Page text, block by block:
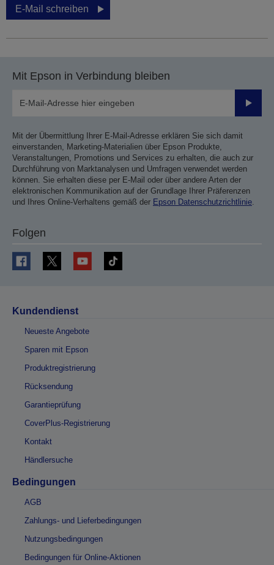
E-Mail schreiben
Mit Epson in Verbindung bleiben
Mit der Übermittlung Ihrer E-Mail-Adresse erklären Sie sich damit
einverstanden, Marketing-Materialien über Epson Produkte,
Veranstaltungen, Promotions und Services zu erhalten, die auch zur
Durchführung von Marktanalysen und Umfragen verwendet werden
können. Sie erhalten diese per E-Mail oder über andere Arten der
elektronischen Kommunikation auf der Grundlage Ihrer Präferenzen
und Ihres Online-Verhaltens gemäß der Epson Datenschutzrichtlinie.
Folgen
Kundendienst
Neueste Angebote
Sparen mit Epson
Produktregistrierung
Rücksendung
Garantieprüfung
CoverPlus-Registrierung
Kontakt
Händlersuche
Bedingungen
AGB
Zahlungs- und Lieferbedingungen
Nutzungsbedingungen
Bedingungen für Online-Aktionen